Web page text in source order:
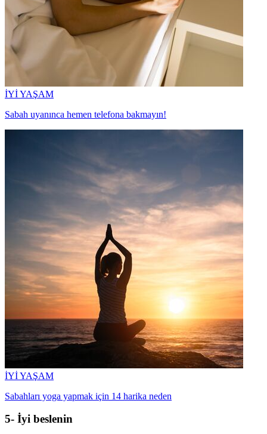
İYİ YAŞAM
Sabah uyanınca hemen telefona bakmayın!
İYİ YAŞAM
Sabahları yoga yapmak için 14 harika neden
5- İyi beslenin